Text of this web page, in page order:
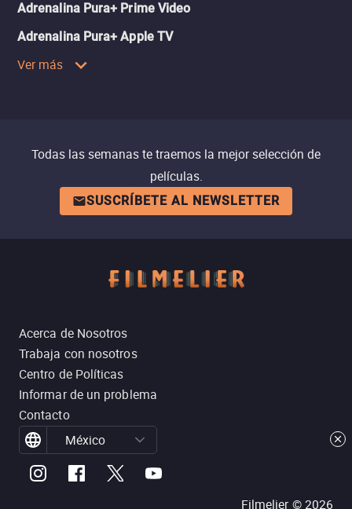
Adrenalina Pura+ Prime Video
Adrenalina Pura+ Apple TV
Ver más
Todas las semanas te traemos la mejor selección de
películas.
SUSCRÍBETE AL NEWSLETTER
Acerca de Nosotros
Trabaja con nosotros
Centro de Políticas
Informar de un problema
Contacto
México
Filmelier ©2026